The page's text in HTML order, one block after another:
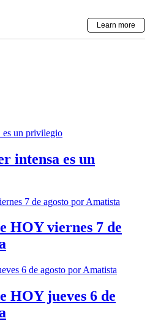
intensa es un
HOY viernes 7 de
HOY jueves 6 de